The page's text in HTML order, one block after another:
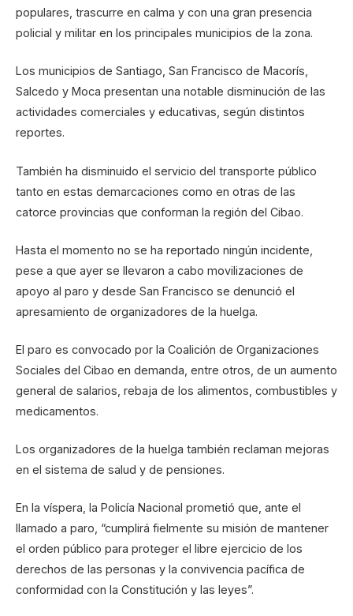
populares, trascurre en calma y con una gran presencia
policial y militar en los principales municipios de la zona.
Los municipios de Santiago, San Francisco de Macorís,
Salcedo y Moca presentan una notable disminución de las
actividades comerciales y educativas, según distintos
reportes.
También ha disminuido el servicio del transporte público
tanto en estas demarcaciones como en otras de las
catorce provincias que conforman la región del Cibao.
Hasta el momento no se ha reportado ningún incidente,
pese a que ayer se llevaron a cabo movilizaciones de
apoyo al paro y desde San Francisco se denunció el
apresamiento de organizadores de la huelga.
El paro es convocado por la Coalición de Organizaciones
Sociales del Cibao en demanda, entre otros, de un aumento
general de salarios, rebaja de los alimentos, combustibles y
medicamentos.
Los organizadores de la huelga también reclaman mejoras
en el sistema de salud y de pensiones.
En la víspera, la Policía Nacional prometió que, ante el
llamado a paro, “cumplirá fielmente su misión de mantener
el orden público para proteger el libre ejercicio de los
derechos de las personas y la convivencia pacífica de
conformidad con la Constitución y las leyes”.